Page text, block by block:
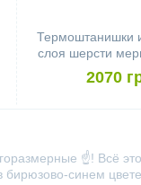
Термоштанишки
слоя шерсти
Manymonths
тёмно-
2070
☝️! Всё
синем